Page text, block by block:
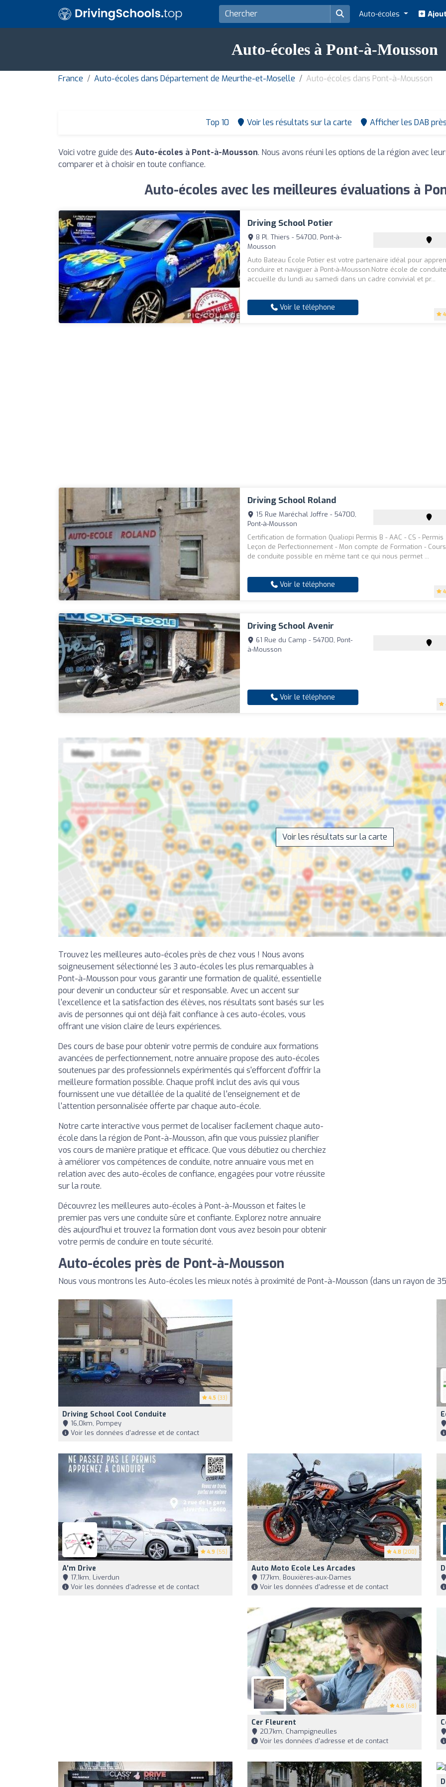
Auto-écoles
Auto-écoles à Pont-à-Mousson
France Auto-écoles dans Département de Meurthe-et-Moselle Auto-écoles dans Pont-à-Mousson
Top 10 Voir les résultats sur la carte Afficher les DAB
Voici votre guide des Auto-écoles à Pont-à-Mousson. Nous avons réuni les options de la région avec
comparer et à choisir en toute confiance.
Auto-écoles avec les meilleures évaluations à
Driving School Potier
8 Pl. Thiers - 54700, Pont-à-
Mousson
Auto Bateau École Potier est votre partenaire idéal pour
conduire et naviguer à Pont-à-Mousson.Notre école de
accueille du lundi au samedi dans un cadre convivial et pr...
Voir le téléphone
Driving School Roland
15 Rue Maréchal Joffre - 54700,
Pont-à-Mousson
Certification de formation Qualiopi Permis B - AAC - CS - Permis
Leçon de Perfectionnement - Mon compte de Formation -
de conduite possible en même tant ce qui nous permet ...
Voir le téléphone
Driving School Avenir
61 Rue du Camp - 54700, Pont-
à-Mousson
Voir le téléphone
Voir les résultats sur la carte
Trouvez les meilleures auto-écoles près de chez vous ! Nous avons
soigneusement sélectionné les 3 auto-écoles les plus remarquables à
Pont-à-Mousson pour vous garantir une formation de qualité, essentielle
pour devenir un conducteur sûr et responsable. Avec un accent sur
l'excellence et la satisfaction des élèves, nos résultats sont basés sur les
avis de personnes qui ont déjà fait confiance à ces auto-écoles, vous
offrant une vision claire de leurs expériences.
Des cours de base pour obtenir votre permis de conduire aux formations
avancées de perfectionnement, notre annuaire propose des auto-écoles
soutenues par des professionnels expérimentés qui s'efforcent d'offrir la
meilleure formation possible. Chaque profil inclut des avis qui vous
fournissent une vue détaillée de la qualité de l'enseignement et de
l'attention personnalisée offerte par chaque auto-école.
Notre carte interactive vous permet de localiser facilement chaque auto-
école dans la région de Pont-à-Mousson, afin que vous puissiez planifier
vos cours de manière pratique et efficace. Que vous débutiez ou cherchiez
à améliorer vos compétences de conduite, notre annuaire vous met en
relation avec des auto-écoles de confiance, engagées pour votre réussite
sur la route.
Découvrez les meilleures auto-écoles à Pont-à-Mousson et faites le
premier pas vers une conduite sûre et confiante. Explorez notre annuaire
dès aujourd'hui et trouvez la formation dont vous avez besoin pour obtenir
votre permis de conduire en toute sécurité.
Auto-écoles près de Pont-à-Mousson
Nous vous montrons les Auto-écoles les mieux notés à proximité de Pont-à-Mousson (dans un rayon de
4.5 (33)
Driving School Cool Conduite
16,0km, Pompey
Voir les données d'adresse et de contact
4.9 (55)
A'm Drive
17,1km, Liverdun
Voir les données d'adresse et de contact
4.8 (200)
Auto Moto Ecole Les Arcades
17,7km, Bouxières-aux-Dames
Voir les données d'adresse et de contact
4.6 (68)
Cer Fleurent
20,7km, Champigneulles
Voir les données d'adresse et de contact